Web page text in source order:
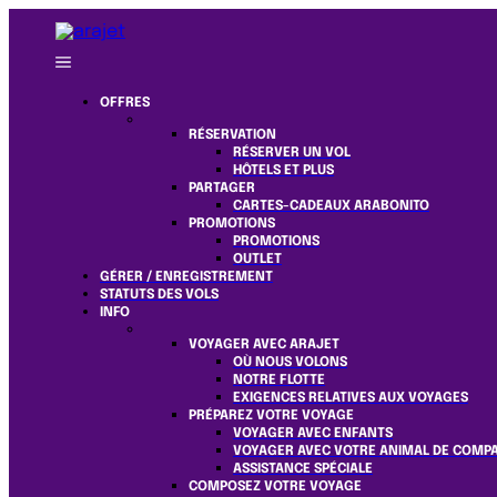
OFFRES
RÉSERVATION
RÉSERVER UN VOL
HÔTELS ET PLUS
PARTAGER
CARTES-CADEAUX ARABONITO
PROMOTIONS
PROMOTIONS
OUTLET
GÉRER / ENREGISTREMENT
STATUTS DES VOLS
INFO
VOYAGER AVEC ARAJET
OÙ NOUS VOLONS
NOTRE FLOTTE
EXIGENCES RELATIVES AUX VOYAGES
PRÉPAREZ VOTRE VOYAGE
VOYAGER AVEC ENFANTS
VOYAGER AVEC VOTRE ANIMAL DE
ASSISTANCE SPÉCIALE
COMPOSEZ VOTRE VOYAGE